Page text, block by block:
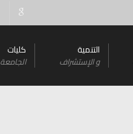
التنمية
و اﻹستشراف
كليات
الجامعة